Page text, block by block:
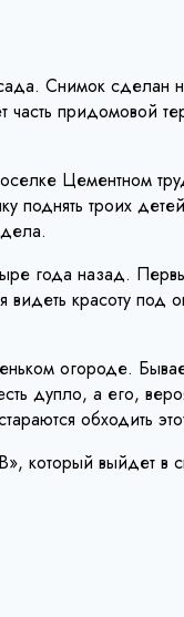
Снимок
придомовой
Цементном
поднять троих
года назад.
красоту
огороде.
дупло, а его,
обходить
который выйдет в